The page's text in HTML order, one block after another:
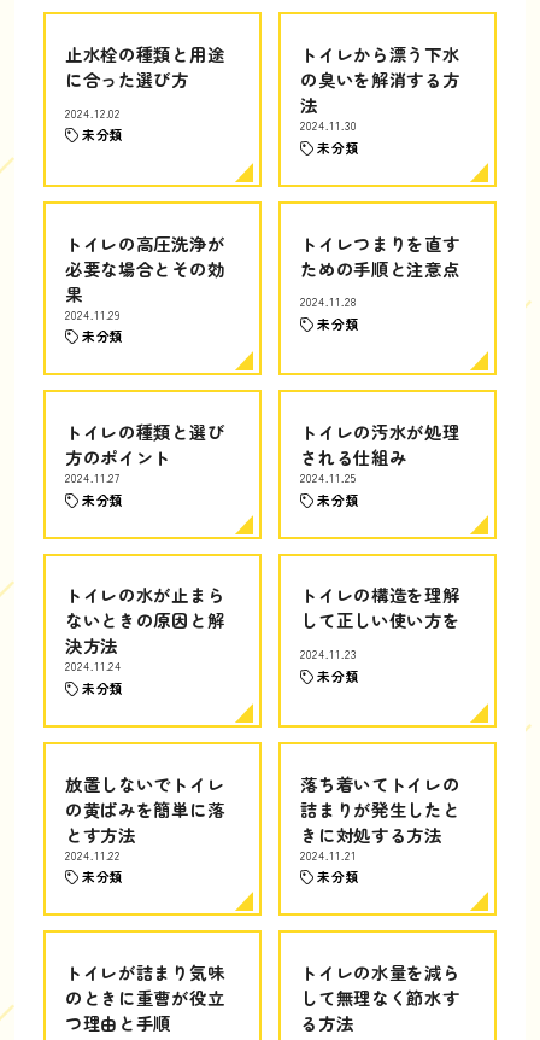
止水栓の種類と用途
に合った選び方
2024.12.02
未分類
トイレから漂う下水
の臭いを解消する方
法
2024.11.30
未分類
トイレの高圧洗浄が
必要な場合とその効
果
2024.11.29
未分類
トイレつまりを直す
ための手順と注意点
2024.11.28
未分類
トイレの種類と選び
方のポイント
2024.11.27
未分類
トイレの汚水が処理
される仕組み
2024.11.25
未分類
トイレの水が止まら
ないときの原因と解
決方法
2024.11.24
未分類
トイレの構造を理解
して正しい使い方を
2024.11.23
未分類
放置しないでトイレ
の黄ばみを簡単に落
とす方法
2024.11.22
未分類
落ち着いてトイレの
詰まりが発生したと
きに対処する方法
2024.11.21
未分類
トイレが詰まり気味
のときに重曹が役立
つ理由と手順
トイレの水量を減ら
して無理なく節水す
る方法